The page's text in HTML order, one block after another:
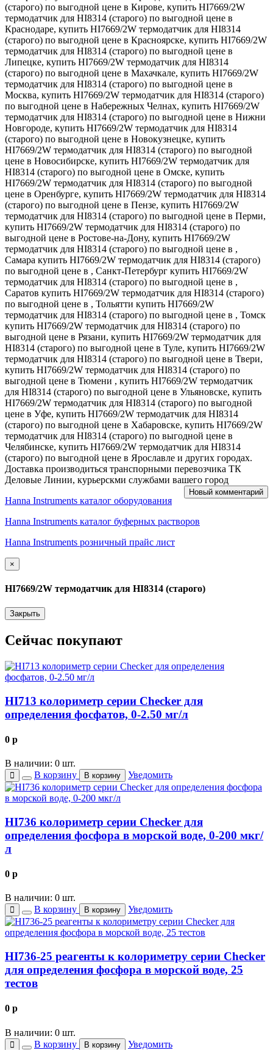
(старого) по выгодной цене в Кирове, купить HI7669/2W
термодатчик для HI8314 (старого) по выгодной цене в
Краснодаре, купить HI7669/2W термодатчик для HI8314
(старого) по выгодной цене в Красноярске, купить HI7669/2W
термодатчик для HI8314 (старого) по выгодной цене в
Липецке, купить HI7669/2W термодатчик для HI8314
(старого) по выгодной цене в Махачкале, купить HI7669/2W
термодатчик для HI8314 (старого) по выгодной цене в
Москва, купить HI7669/2W термодатчик для HI8314 (старого)
по выгодной цене в Набережных Челнах, купить HI7669/2W
термодатчик для HI8314 (старого) по выгодной цене в Нижни
Новгороде, купить HI7669/2W термодатчик для HI8314
(старого) по выгодной цене в Новокузнецке, купить
HI7669/2W термодатчик для HI8314 (старого) по выгодной
цене в Новосибирске, купить HI7669/2W термодатчик для
HI8314 (старого) по выгодной цене в Омске, купить
HI7669/2W термодатчик для HI8314 (старого) по выгодной
цене в Оренбурге, купить HI7669/2W термодатчик для HI8314
(старого) по выгодной цене в Пензе, купить HI7669/2W
термодатчик для HI8314 (старого) по выгодной цене в Перми,
купить HI7669/2W термодатчик для HI8314 (старого) по
выгодной цене в Ростове-на-Дону, купить HI7669/2W
термодатчик для HI8314 (старого) по выгодной цене в ,
Самара купить HI7669/2W термодатчик для HI8314 (старого)
по выгодной цене в , Санкт-Петербург купить HI7669/2W
термодатчик для HI8314 (старого) по выгодной цене в ,
Саратов купить HI7669/2W термодатчик для HI8314 (старого)
по выгодной цене в , Тольятти купить HI7669/2W
термодатчик для HI8314 (старого) по выгодной цене в , Томск
купить HI7669/2W термодатчик для HI8314 (старого) по
выгодной цене в Рязани, купить HI7669/2W термодатчик для
HI8314 (старого) по выгодной цене в Туле, купить HI7669/2W
термодатчик для HI8314 (старого) по выгодной цене в Твери,
купить HI7669/2W термодатчик для HI8314 (старого) по
выгодной цене в Тюмени , купить HI7669/2W термодатчик
для HI8314 (старого) по выгодной цене в Ульяновске, купить
HI7669/2W термодатчик для HI8314 (старого) по выгодной
цене в Уфе, купить HI7669/2W термодатчик для HI8314
(старого) по выгодной цене в Хабаровске, купить HI7669/2W
термодатчик для HI8314 (старого) по выгодной цене в
Челябинске, купить HI7669/2W термодатчик для HI8314
(старого) по выгодной цене в Ярославле и других городах.
Доставка производиться транспорными перевозчика ТК
Деловые Линии, курьерскми службами вашего город
Новый комментарий
Hanna Instruments каталог оборудования
Hanna Instruments каталог буферных растворов
Hanna Instruments розничный прайс лист
×
HI7669/2W термодатчик для HI8314 (старого)
Закрыть
Сейчас покупают
HI713 колориметр серии Checker для
определения фосфатов, 0-2.50 мг/л
0 p
В наличии: 0 шт.
В корзину
В корзину Уведомить
HI736 колориметр серии Checker для
определения фосфора в морской воде, 0-200 мкг/
л
0 p
В наличии: 0 шт.
В корзину
В корзину Уведомить
HI736-25 реагенты к колориметру серии Checker
для определения фосфора в морской воде, 25
тестов
0 p
В наличии: 0 шт.
В корзину
В корзину Уведомить